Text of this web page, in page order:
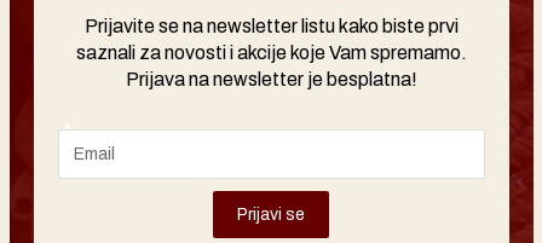
Prijavite se na newsletter listu kako biste prvi
saznali za novosti i akcije koje Vam spremamo.
Prijava na newsletter je besplatna!
Prijavi se